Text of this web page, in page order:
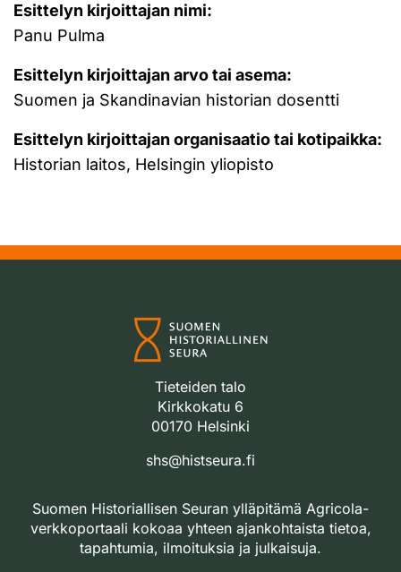
Esittelyn kirjoittajan nimi:
Panu Pulma
Esittelyn kirjoittajan arvo tai asema:
Suomen ja Skandinavian historian dosentti
Esittelyn kirjoittajan organisaatio tai kotipaikka:
Historian laitos, Helsingin yliopisto
Tieteiden talo
Kirkkokatu 6
00170 Helsinki
shs@histseura.fi
Suomen Historiallisen Seuran ylläpitämä Agricola-
verkkoportaali kokoaa yhteen ajankohtaista tietoa,
tapahtumia, ilmoituksia ja julkaisuja.